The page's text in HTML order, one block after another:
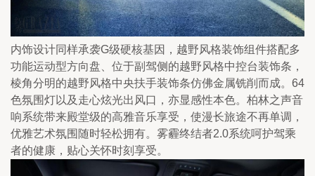
内饰设计同样承袭G级硬核基因，越野风格装饰组件搭配多
功能运动型方向盘、位于副驾侧的越野风格中控台装饰条，
棱角分明的越野风格中央扶手装饰条仿佛金属铣削而成。64
色氛围灯以及走心炫光出风口，亦显感性本色。柏林之声音
响系统带来殿堂级的高雅音乐享受，使漫长旅途不再单调，
优雅艺术氛围随时轻松拥有。雾霾终结者2.0系统呵护驾乘
者的健康，贴心关怀时刻享受。